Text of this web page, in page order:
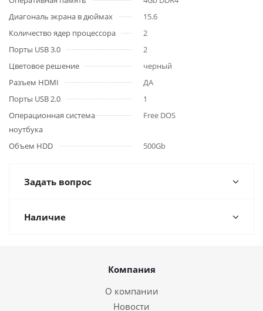
Диагональ экрана в дюймах
15.6
Количество ядер процессора
2
Порты USB 3.0
2
Цветовое решение
черный
Разъем HDMI
ДА
Порты USB 2.0
1
Операционная система
ноутбука
Free DOS
Объем HDD 500Gb
Задать вопрос
Наличие
Компания
О компании
Новости